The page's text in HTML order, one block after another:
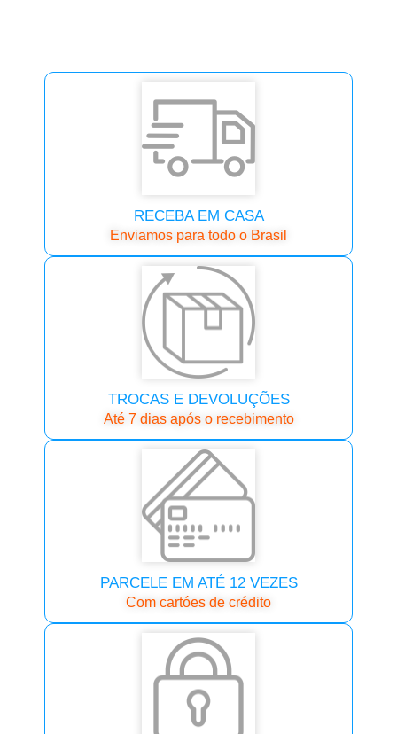
RECEBA EM CASA
Enviamos para todo o Brasil
TROCAS E DEVOLUÇÕES
Até 7 dias após o recebimento
PARCELE EM ATÉ 12 VEZES
Com cartóes de crédito